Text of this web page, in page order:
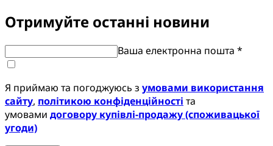
Отримуйте останні новини
Ваша електронна пошта *
Я приймаю та погоджуюсь з умовами використання
сайту, політикою конфіденційності та
умовами договору купівлі-продажу (споживацької
угоди)